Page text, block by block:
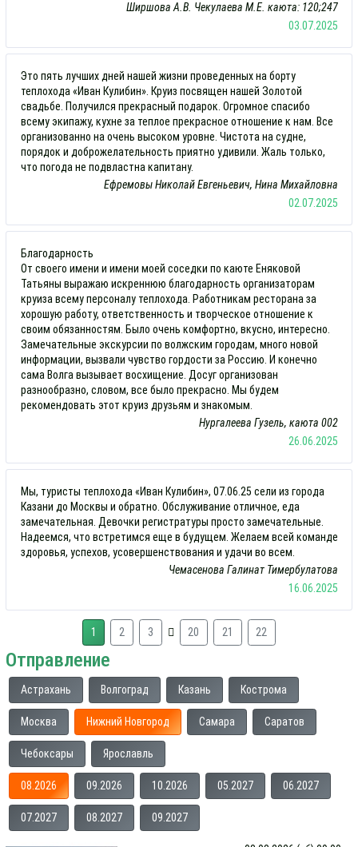
Ширшова А.В. Чекулаева М.Е. каюта: 120;247
03.07.2025
Это пять лучших дней нашей жизни проведенных на борту
теплохода «Иван Кулибин». Круиз посвящен нашей Золотой
свадьбе. Получился прекрасный подарок. Огромное спасибо
всему экипажу, кухне за теплое прекрасное отношение к нам. Все
организованно на очень высоком уровне. Чистота на судне,
порядок и доброжелательность приятно удивили. Жаль только,
что погода не подвластна капитану.
Ефремовы Николай Евгеньевич, Нина Михайловна
02.07.2025
Благодарность
От своего имени и имени моей соседки по каюте Еняковой
Татьяны выражаю искреннюю благодарность организаторам
круиза всему персоналу теплохода. Работникам ресторана за
хорошую работу, ответственность и творческое отношение к
своим обязанностям. Было очень комфортно, вкусно, интересно.
Замечательные экскурсии по волжским городам, много новой
информации, вызвали чувство гордости за Россию. И конечно
сама Волга вызывает восхищение. Досуг организован
разнообразно, словом, все было прекрасно. Мы будем
рекомендовать этот круиз друзьям и знакомым.
Нургалеева Гузель, каюта 002
26.06.2025
Мы, туристы теплохода «Иван Кулибин», 07.06.25 сели из города
Казани до Москвы и обратно. Обслуживание отличное, еда
замечательная. Девочки регистратуры просто замечательные.
Надеемся, что встретимся еще в будущем. Желаем всей команде
здоровья, успехов, усовершенствования и удачи во всем.
Чемасенова Галинат Тимербулатова
16.06.2025
1 2 3 20 21 22
Отправление
Астрахань Волгоград Казань Кострома
Москва Нижний Новгород Самара Саратов
Чебоксары Ярославль
08.2026 09.2026 10.2026 05.2027 06.2027
07.2027 08.2027 09.2027